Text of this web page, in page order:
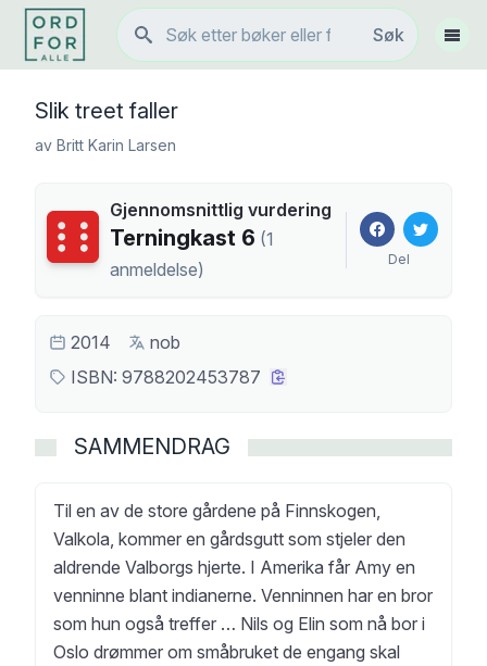
Søk
Søk
Vis
Slik treet faller
av Britt Karin Larsen
Terningkast
Gjennomsnittlig vurdering
Terningkast 6 (1
anmeldelse) Del
2014
nob
ISBN: 9788202453787
SAMMENDRAG
Til en av de store gårdene på Finnskogen,
Valkola, kommer en gårdsgutt som stjeler den
aldrende Valborgs hjerte. I Amerika får Amy en
venninne blant indianerne. Venninnen har en bror
som hun også treffer … Nils og Elin som nå bor i
Oslo drømmer om småbruket de engang skal